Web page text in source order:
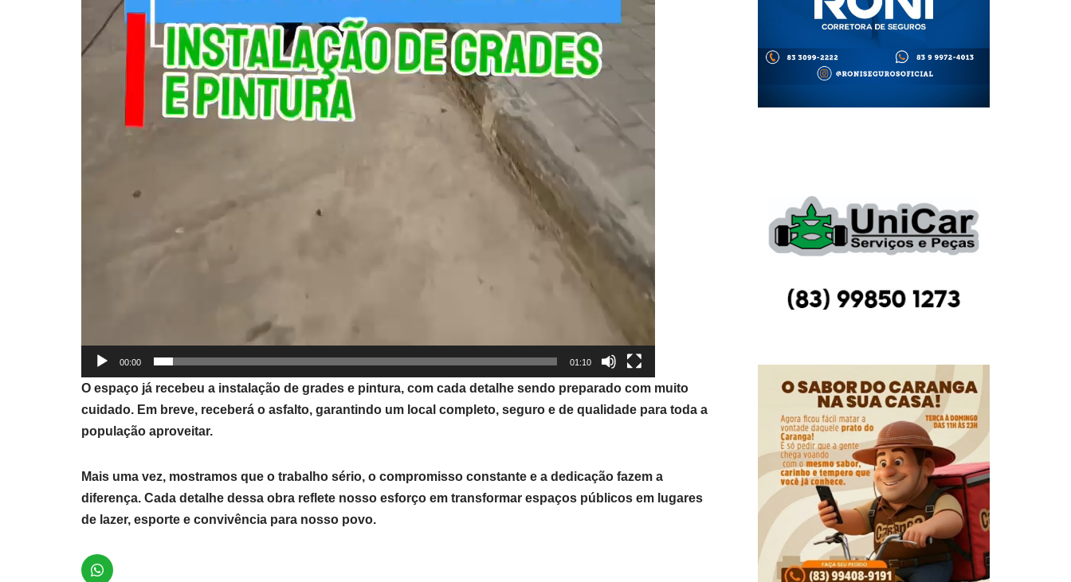
00:00 01:10
O espaço já recebeu a instalação de grades e pintura, com cada detalhe sendo preparado com muito
cuidado. Em breve, receberá o asfalto, garantindo um local completo, seguro e de qualidade para toda a
população aproveitar.
Mais uma vez, mostramos que o trabalho sério, o compromisso constante e a dedicação fazem a
diferença. Cada detalhe dessa obra reflete nosso esforço em transformar espaços públicos em lugares
de lazer, esporte e convivência para nosso povo.